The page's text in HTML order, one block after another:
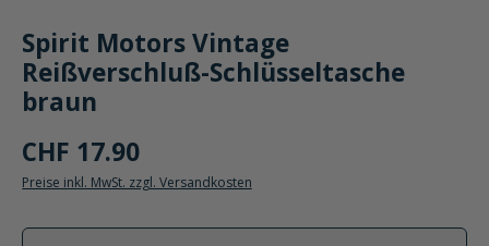
Spirit Motors Vintage
Reißverschluß-Schlüsseltasche
braun
CHF 17.90
Preise inkl. MwSt. zzgl. Versandkosten